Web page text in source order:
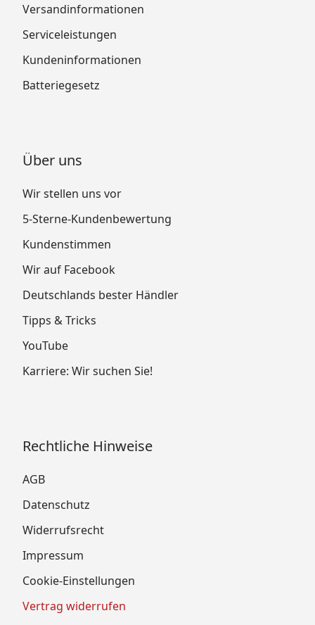
Versandinformationen
Serviceleistungen
Kundeninformationen
Batteriegesetz
Über uns
Wir stellen uns vor
5-Sterne-Kundenbewertung
Kundenstimmen
Wir auf Facebook
Deutschlands bester Händler
Tipps & Tricks
YouTube
Karriere: Wir suchen Sie!
Rechtliche Hinweise
AGB
Datenschutz
Widerrufsrecht
Impressum
Cookie-Einstellungen
Vertrag widerrufen